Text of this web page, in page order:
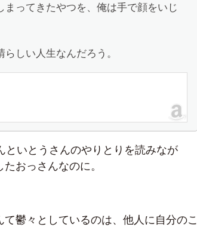
ってきたやつを、俺は手で顔をいじ
しい人生なんだろう。
といとうさんのやりとりを読みなが
おっさんなのに。
鬱々としているのは、他人に自分のこ